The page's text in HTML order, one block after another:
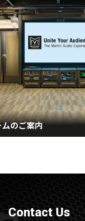
のご案内
Contact Us